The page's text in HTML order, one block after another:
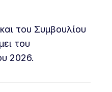
του Συμβουλίου
του
2026.